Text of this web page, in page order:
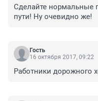
Сделайте нормальные
пути! Ну очевидно же!
Гость
16 октября 2017, 09:22
Работники дорожного